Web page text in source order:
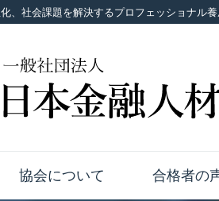
、社会課題を解決するプロフェッショナル
協会について 合格者の